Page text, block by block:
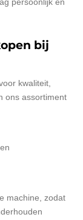
bij
kwaliteit,
ons assortiment
machine, zodat